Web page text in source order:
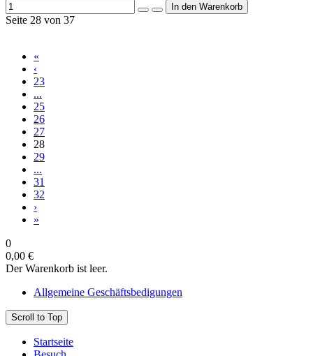
Seite 28 von 37
«
‹
23
...
25
26
27
28
29
...
31
32
›
»
0
0,00 €
Der Warenkorb ist leer.
Allgemeine Geschäftsbedigungen
Scroll to Top
Startseite